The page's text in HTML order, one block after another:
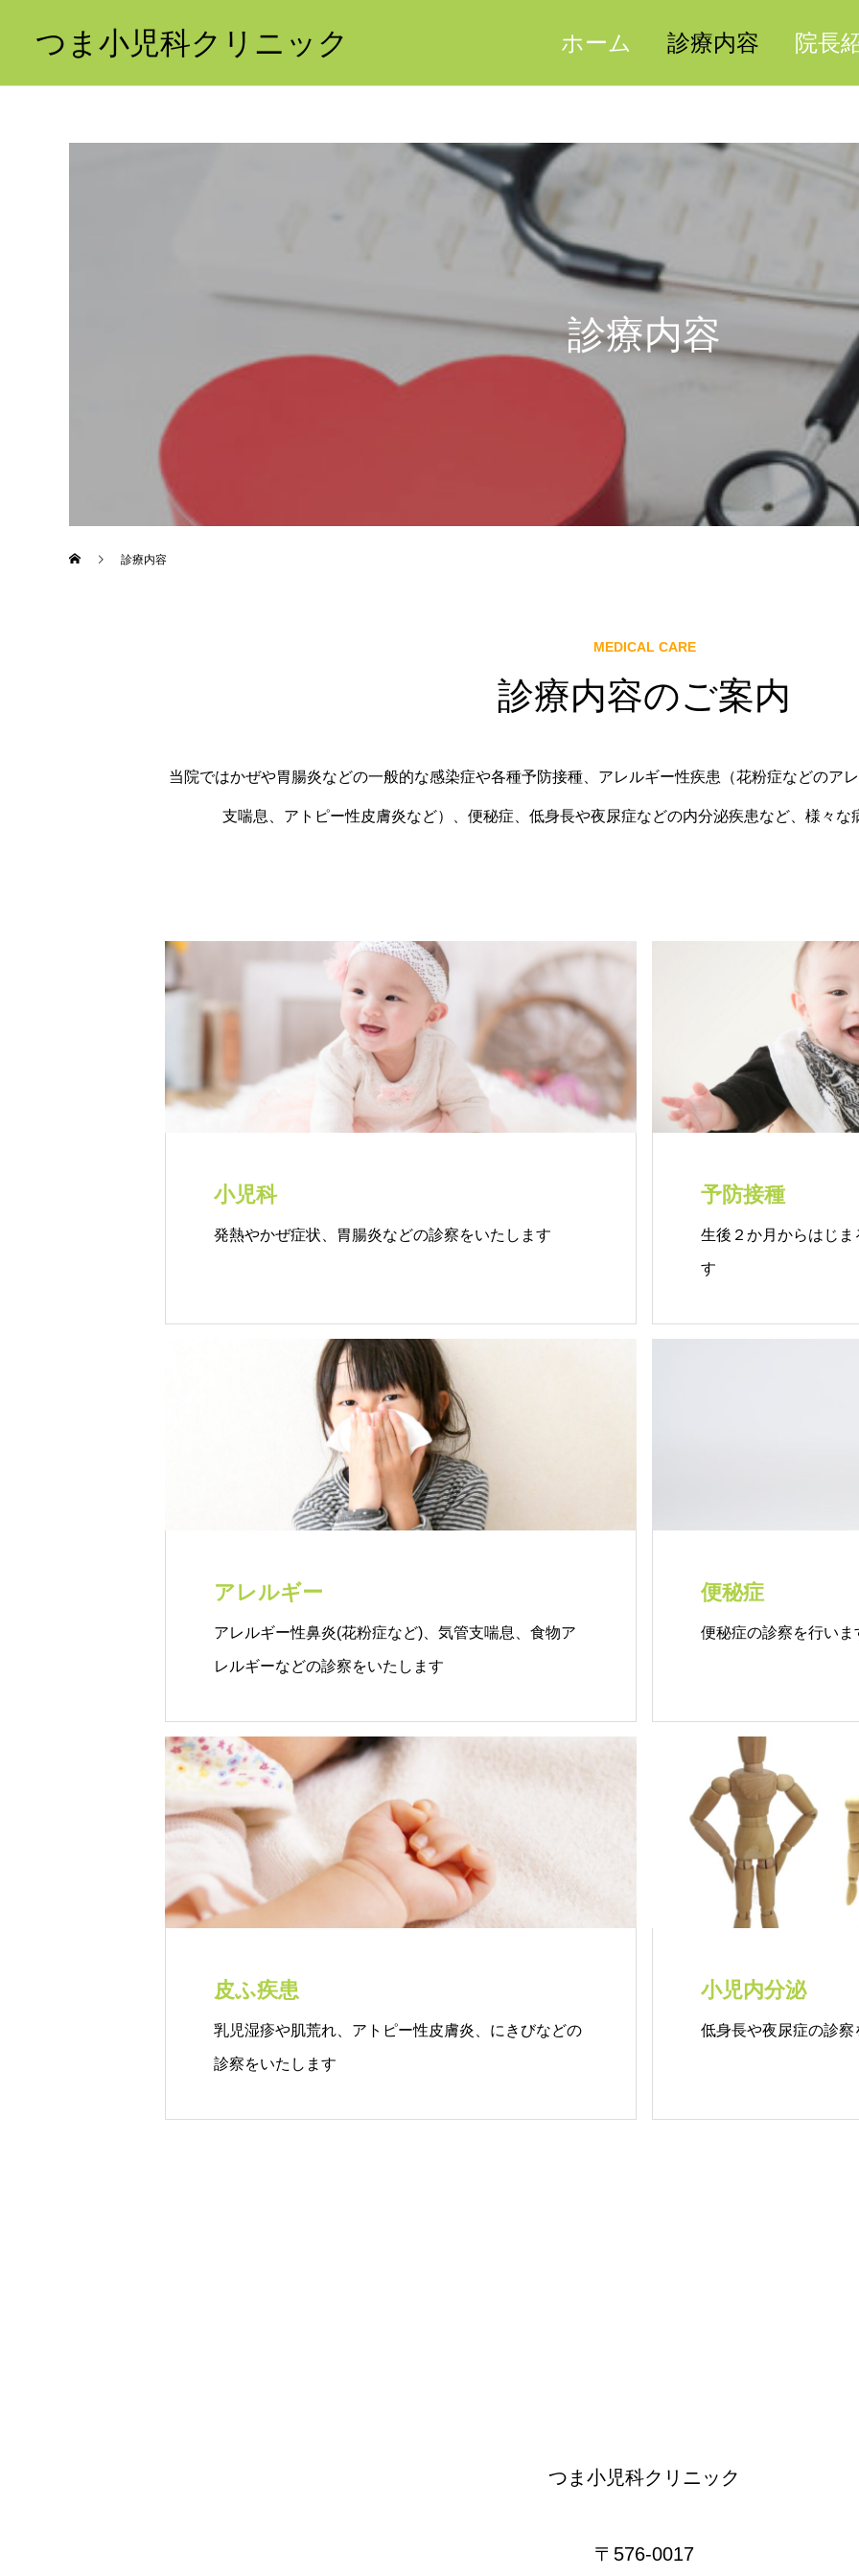
つま小児科クリニック ホーム 診療内容 院長
診療内容
診療内容
MEDICAL CARE
診療内容のご案内
当院ではかぜや胃腸炎などの一般的な感染症や各種予防接種、アレルギー性疾患（花粉症などのア
支喘息、アトピー性皮膚炎など）、便秘症、低身長や夜尿症などの内分泌疾患など、様々な
小児科
発熱やかぜ症状、胃腸炎などの診察をいたします
予防接種
生後２か月からはじ
す
アレルギー
アレルギー性鼻炎(花粉症など)、気管支喘息、食物ア
レルギーなどの診察をいたします
便秘症
便秘症の診察を行いま
皮ふ疾患
乳児湿疹や肌荒れ、アトピー性皮膚炎、にきびなどの
診察をいたします
小児内分泌
低身長や夜尿症の診察
つま小児科クリニック
〒576-0017